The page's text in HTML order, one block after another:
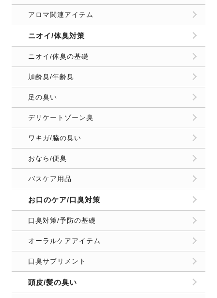
アロマ関連アイテム
ニオイ/体臭対策
ニオイ/体臭の基礎
加齢臭/年齢臭
足の臭い
デリケートゾーン臭
ワキガ/脇の臭い
おなら/便臭
バスケア用品
お口のケア/口臭対策
口臭対策/予防の基礎
オーラルケアアイテム
口臭サプリメント
頭皮/髪の臭い